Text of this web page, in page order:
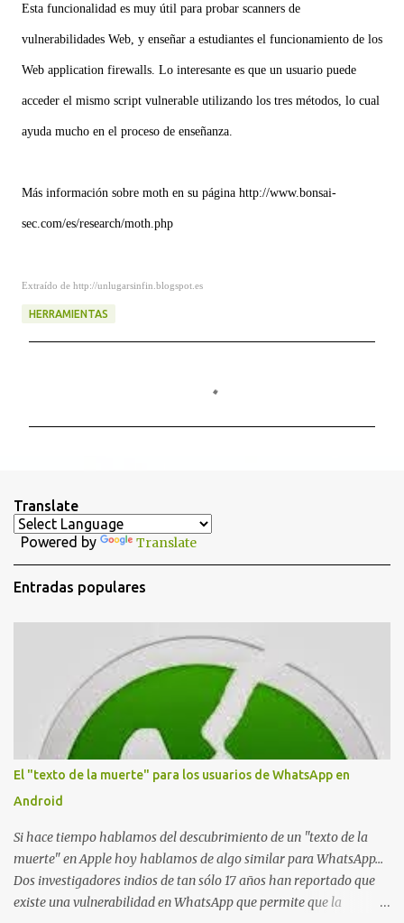
Esta funcionalidad es muy útil para probar scanners de
vulnerabilidades Web, y enseñar a estudiantes el funcionamiento de los
Web application firewalls. Lo interesante es que un usuario puede
acceder el mismo script vulnerable utilizando los tres métodos, lo cual
ayuda mucho en el proceso de enseñanza.
Más información sobre moth en su página http://www.bonsai-
sec.com/es/research/moth.php
Extraído de http://unlugarsinfin.blogspot.es
HERRAMIENTAS
a
r
o
s
Translate
Powered by Translate
Entradas populares
El "texto de la muerte" para los usuarios de WhatsApp en
Android
Si hace tiempo hablamos del descubrimiento de un "texto de la
muerte" en Apple hoy hablamos de algo similar para WhatsApp...
Dos investigadores indios de tan sólo 17 años han reportado que
existe una vulnerabilidad en WhatsApp que permite que la